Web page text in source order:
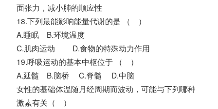
面张力，减小肺的顺应性
18.下列最能影响能量代谢的是 （ ）
A.睡眠 B.环境温度
C.肌肉运动 D.食物的特殊动力作用
19.呼吸运动的基本中枢位于 （ ）
A.延髓 B.脑桥 C.脊髓 D.中脑
女性的基础体温随月经周期而波动，可能与下列哪种
激素有关（ ）